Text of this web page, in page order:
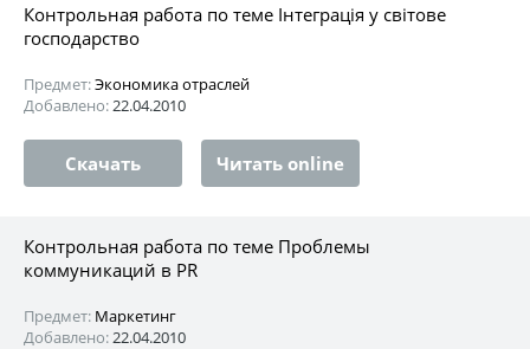
Контрольная работа по теме Інтеграція у світове
господарство
Предмет:Экономика отраслей
Добавлено:22.04.2010
Скачать Читать online
Контрольная работа по теме Проблемы
коммуникаций в PR
Предмет: Маркетинг
Добавлено:22.04.2010